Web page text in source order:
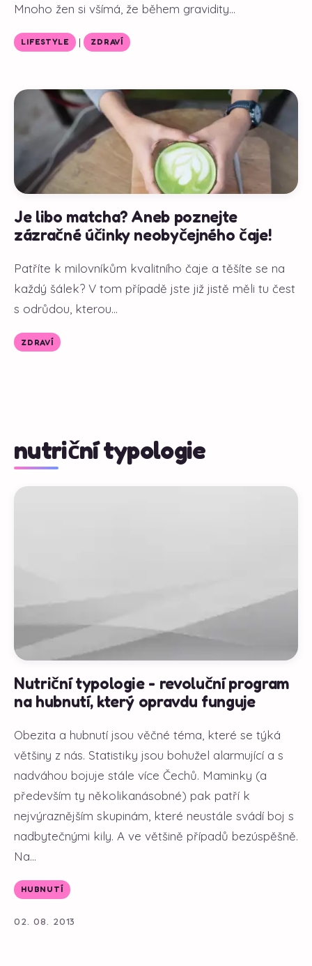
Mnoho žen si všímá, že během gravidity...
LIFESTYLE | ZDRAVÍ
Je libo matcha? Aneb poznejte
zázračné účinky neobyčejného čaje!
Patříte k milovníkům kvalitního čaje a těšíte se na
každý šálek? V tom případě jste již jistě měli tu čest
s odrůdou, kterou...
ZDRAVÍ
nutriční typologie
Nutriční typologie - revoluční program
na hubnutí, který opravdu funguje
Obezita a hubnutí jsou věčné téma, které se týká
většiny z nás. Statistiky jsou bohužel alarmující a s
nadváhou bojuje stále více Čechů. Maminky (a
především ty několikanásobné) pak patří k
nejvýraznějším skupinám, které neustále svádí boj s
nadbytečnými kily. A ve většině případů bezúspěšně.
Na...
HUBNUTÍ
02. 08. 2013